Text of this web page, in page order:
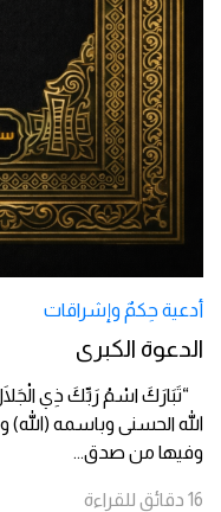
أدعية حِكمٌ وإشراقات
الدعوة الكبرى
الله الحسنى وباسمه (الله)
وفيها من صدق...
16 دقائق للقراءة